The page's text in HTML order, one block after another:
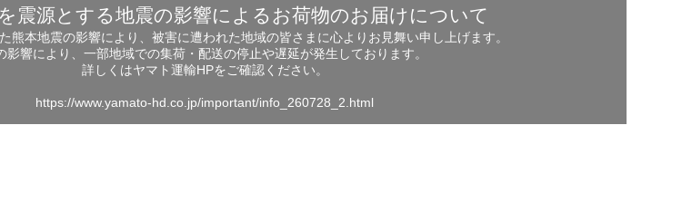
震源とする地震の影響によるお荷物のお届けについて
熊本地震の影響により、被害に遭われた地域の皆さまに心よりお見舞い申し上げます。
影響により、一部地域での集荷・配送の停止や遅延が発生しております。
詳しくはヤマト運輸HPをご確認ください。
https://www.yamato-hd.co.jp/important/info_260728_2.html